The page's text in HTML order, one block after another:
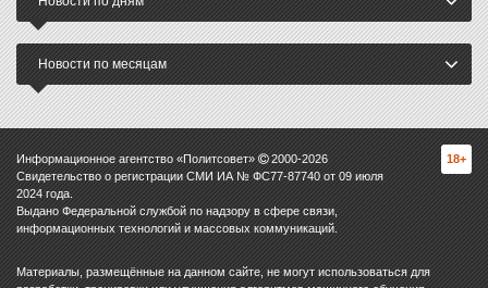
Новости по месяцам
Информационное агентство «Политсовет» 2000-2026
Свидетельство о регистрации СМИ ИА № ФС77-87740 от 09 июля
2024 года.
Выдано Федеральной службой по надзору в сфере связи,
информационных технологий и массовых коммуникаций.
18+
Материалы, размещённые на данном сайте, не могут использоваться для